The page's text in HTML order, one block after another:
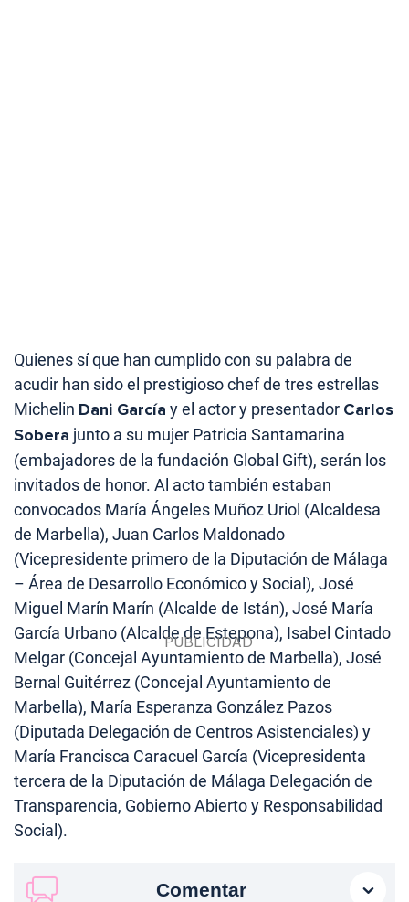
Quienes sí que han cumplido con su palabra de
acudir han sido el prestigioso chef de tres estrellas
Michelin Dani García y el actor y presentador Carlos
Sobera junto a su mujer Patricia Santamarina
(embajadores de la fundación Global Gift), serán los
invitados de honor. Al acto también estaban
convocados María Ángeles Muñoz Uriol (Alcaldesa
de Marbella), Juan Carlos Maldonado
(Vicepresidente primero de la Diputación de Málaga
– Área de Desarrollo Económico y Social), José
Miguel Marín Marín (Alcalde de Istán), José María
García Urbano (Alcalde de Estepona), Isabel Cintado
Melgar (Concejal Ayuntamiento de Marbella), José
Bernal Guitérrez (Concejal Ayuntamiento de
Marbella), María Esperanza González Pazos
(Diputada Delegación de Centros Asistenciales) y
María Francisca Caracuel García (Vicepresidenta
tercera de la Diputación de Málaga Delegación de
Transparencia, Gobierno Abierto y Responsabilidad
Social).
Comentar